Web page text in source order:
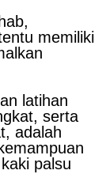
memiliki
latihan
serta
adalah
palsu